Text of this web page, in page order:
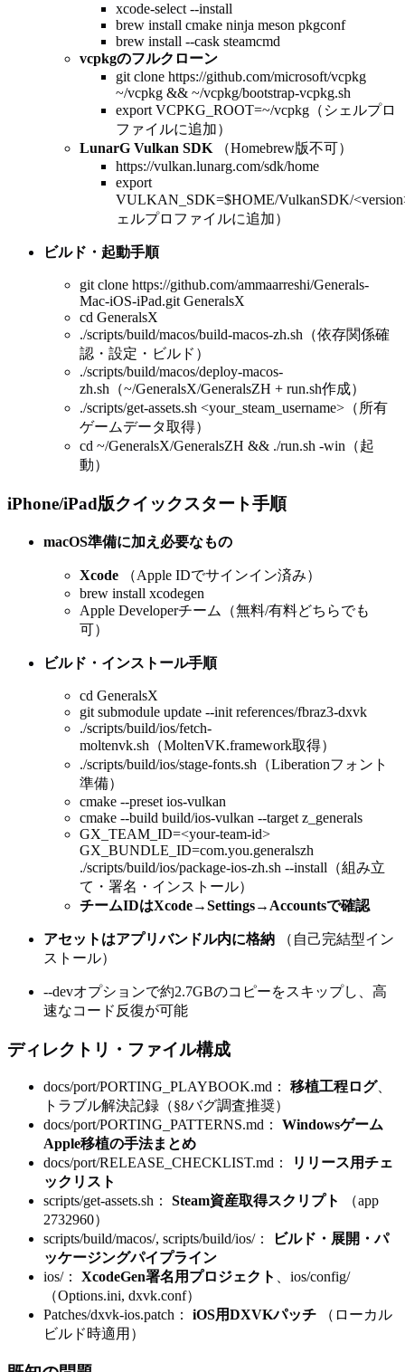
xcode-select --install
brew install cmake ninja meson pkgconf
brew install --cask steamcmd
vcpkgのフルクローン
git clone https://github.com/microsoft/vcpkg
~/vcpkg && ~/vcpkg/bootstrap-vcpkg.sh
export VCPKG_ROOT=~/vcpkg（シェルプロ
ファイルに追加）
LunarG Vulkan SDK （Homebrew版不可）
https://vulkan.lunarg.com/sdk/home
export
VULKAN_SDK=$HOME/VulkanSDK/
ェルプロファイルに追加）
ビルド・起動手順
git clone https://github.com/ammaarreshi/Generals-
Mac-iOS-iPad.git GeneralsX
cd GeneralsX
./scripts/build/macos/build-macos-zh.sh（依存関係確
認・設定・ビルド）
./scripts/build/macos/deploy-macos-
zh.sh（~/GeneralsX/GeneralsZH + run.sh作成）
./scripts/get-assets.sh <your_steam_username>（所有
ゲームデータ取得）
cd ~/GeneralsX/GeneralsZH && ./run.sh -win（起
動）
iPhone/iPad版クイックスタート手順
macOS準備に加え必要なもの
Xcode （Apple IDでサインイン済み）
brew install xcodegen
Apple Developerチーム（無料/有料どちらでも
可）
ビルド・インストール手順
cd GeneralsX
git submodule update --init references/fbraz3-dxvk
./scripts/build/ios/fetch-
moltenvk.sh（MoltenVK.framework取得）
./scripts/build/ios/stage-fonts.sh（Liberationフォント
準備）
cmake --preset ios-vulkan
cmake --build build/ios-vulkan --target z_generals
GX_TEAM_ID=<your-team-id>
GX_BUNDLE_ID=com.you.generalszh
./scripts/build/ios/package-ios-zh.sh --install（組み立
て・署名・インストール）
チームIDはXcode→Settings→Accountsで確認
アセットはアプリバンドル内に格納 （自己完結型イン
ストール）
--devオプションで約2.7GBのコピーをスキップし、高
速なコード反復が可能
ディレクトリ・ファイル構成
docs/port/PORTING_PLAYBOOK.md： 移植工程ログ、
トラブル解決記録（§8バグ調査推奨）
docs/port/PORTING_PATTERNS.md： Windowsゲーム
Apple移植の手法まとめ
docs/port/RELEASE_CHECKLIST.md：
リリース用チェ
ックリスト
scripts/get-assets.sh： Steam資産取得スクリプト
（app
2732960）
scripts/build/macos/, scripts/build/ios/：
ビルド・展開・パ
ッケージングパイプライン
ios/： XcodeGen署名用プロジェクト
、ios/config/
（Options.ini, dxvk.conf）
Patches/dxvk-ios.patch： iOS用DXVKパッチ （ローカル
ビルド時適用）